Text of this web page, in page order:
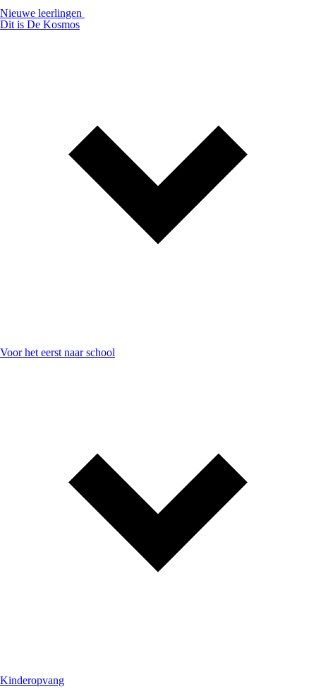
Nieuwe leerlingen
Dit is De Kosmos
Voor het eerst naar school
Kinderopvang